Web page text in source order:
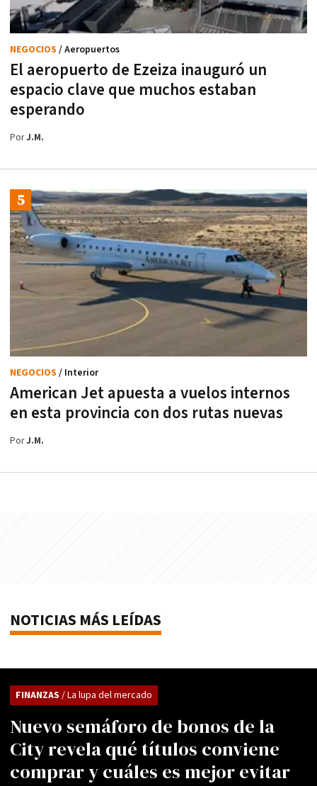
El aeropuerto de Ezeiza inauguró un
espacio clave que muchos estaban
esperando
NEGOCIOS / Aeropuertos
PorJ.M.
American Jet apuesta a vuelos internos
en esta provincia con dos rutas nuevas
NEGOCIOS / Interior
PorJ.M.
NOTICIAS MÁS LEÍDAS
Nuevo semáforo de bonos de la
City revela qué títulos conviene
comprar y cuáles es mejor evitar
FINANZAS / La lupa del mercado